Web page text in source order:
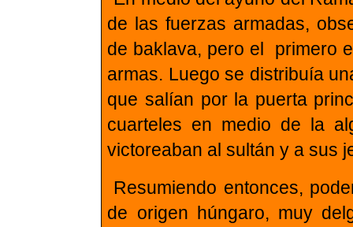
de las fuerzas armadas,
de baklava, pero el primero
armas. Luego se distribuía
que salían por la puerta
cuarteles en medio de la
victoreaban al sultán y a sus
Resumiendo entonces,
de origen húngaro, muy